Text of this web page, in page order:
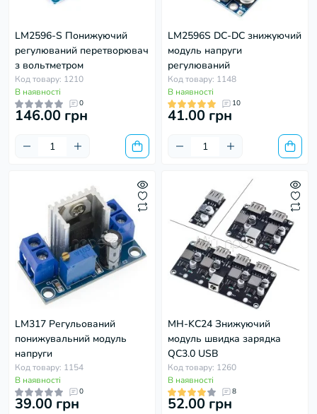
LM2596-S Понижуючий
регулюваний перетворювач
з вольтметром
Код товару: 1210
В наявності
0
146.00 грн
LM2596S DC-DC знижуючий
модуль напруги
регулюваний
Код товару: 1148
В наявності
10
41.00 грн
LM317 Регульований
понижувальний модуль
напруги
Код товару: 1154
В наявності
0
39.00 грн
MH-KC24 Знижуючий
модуль швидка зарядка
QC3.0 USB
Код товару: 1260
В наявності
8
52.00 грн